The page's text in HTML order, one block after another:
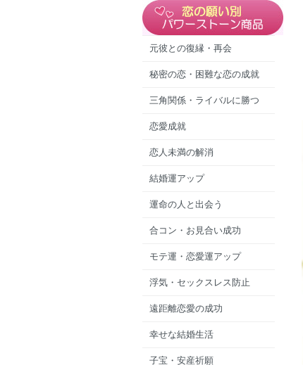
元彼との復縁・再会
秘密の恋・困難な恋の成就
三角関係・ライバルに勝つ
恋愛成就
恋人未満の解消
結婚運アップ
運命の人と出会う
合コン・お見合い成功
モテ運・恋愛運アップ
浮気・セックスレス防止
遠距離恋愛の成功
幸せな結婚生活
子宝・安産祈願